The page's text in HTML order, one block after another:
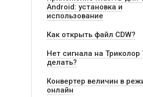
Android: установка и
использование
Как открыть файл CDW?
Нет сигнала на Триколор
делать?
Конвертер величин в
онлайн